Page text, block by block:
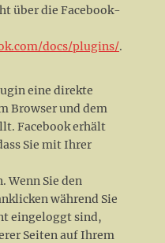
über die Facebook-
docs/plugins/.
eine direkte
Browser und dem
Facebook erhält
Sie mit Ihrer
Wenn Sie den
während Sie
eingeloggt sind,
Seiten auf Ihrem